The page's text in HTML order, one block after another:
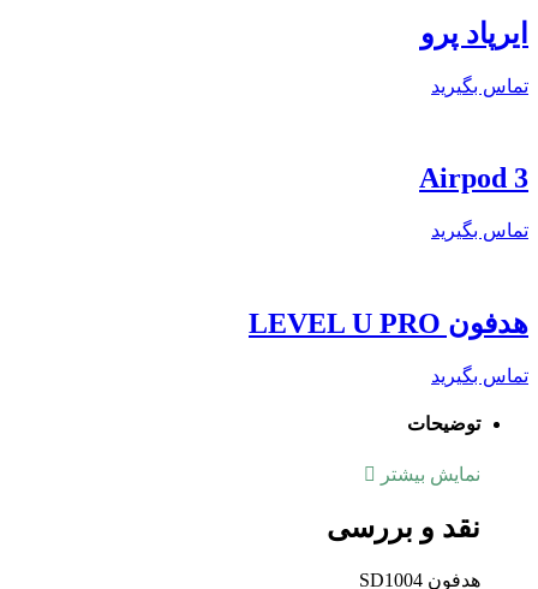
ایرپاد پرو
تماس بگیرید
Airpod 3
تماس بگیرید
هدفون LEVEL U PRO
تماس بگیرید
توضیحات
نمایش بیشتر
نقد و بررسی
هدفون SD1004